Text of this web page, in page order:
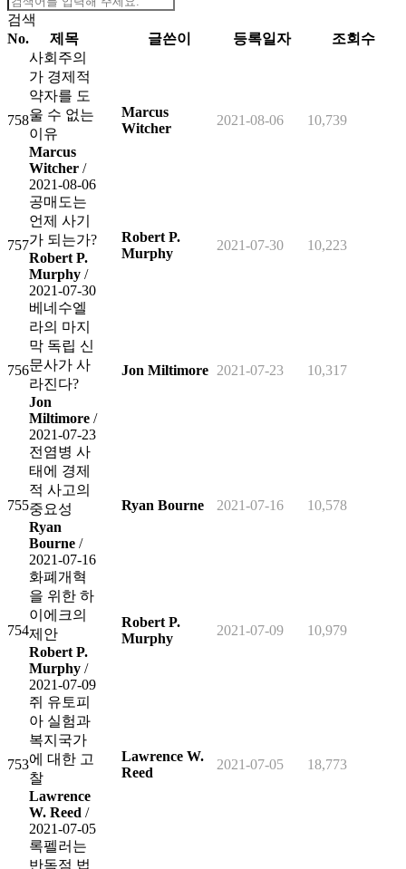
검색
No.
제목 글쓴이 등록일자 조회수
758
사회주의
가 경제적
약자를 도
울 수 없는
이유
Marcus
Witcher /
2021-08-06
Marcus
Witcher
2021-08-06 10,739
757
공매도는
언제 사기
가 되는가?
Robert P.
Murphy /
2021-07-30
Robert P.
Murphy
2021-07-30 10,223
756
베네수엘
라의 마지
막 독립 신
문사가 사
라진다?
Jon
Miltimore /
2021-07-23
Jon Miltimore 2021-07-23 10,317
755
전염병 사
태에 경제
적 사고의
중요성
Ryan
Bourne /
2021-07-16
Ryan Bourne 2021-07-16 10,578
754
화폐개혁
을 위한 하
이에크의
제안
Robert P.
Murphy /
2021-07-09
Robert P.
Murphy
2021-07-09 10,979
753
쥐 유토피
아 실험과
복지국가
에 대한 고
찰
Lawrence
W. Reed /
2021-07-05
Lawrence W.
Reed
2021-07-05 18,773
록펠러는
반독점 법